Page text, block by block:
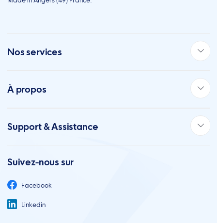
Nos services
À propos
Support & Assistance
Suivez-nous sur
Facebook
Linkedin